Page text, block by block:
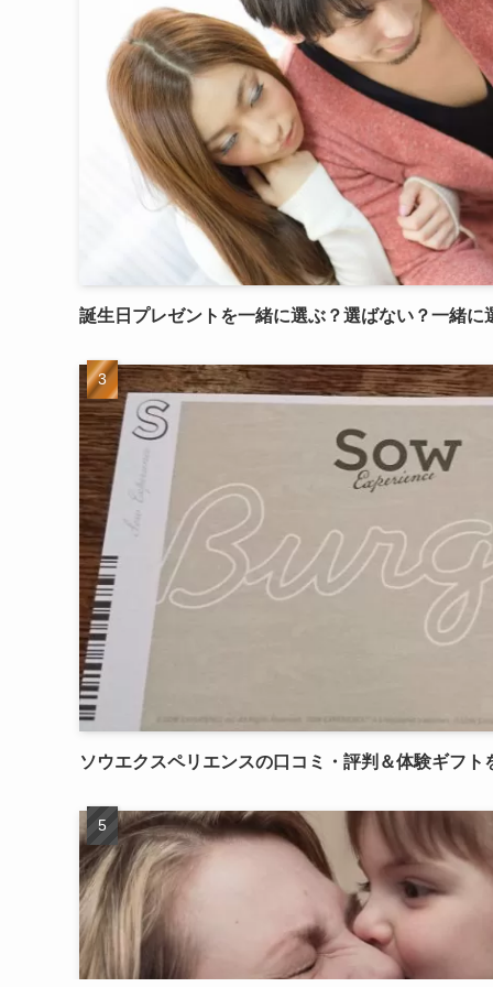
誕生日プレゼントを一緒に選ぶ？選ばない？一緒に
ソウエクスペリエンスの口コミ・評判＆体験ギフト